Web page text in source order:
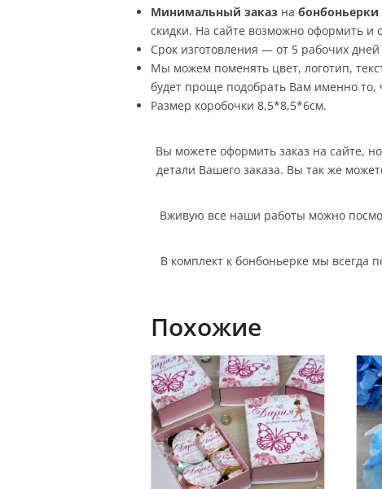
Минимальный заказ на
скидки. На сайте возможно оформить и
Срок изготовления — от 5 рабочих
Мы можем поменять цвет, логотип,
будет проще подобрать Вам именно то,
Размер коробочки 8,5*8,5*6см.
Вы можете оформить заказ на сайте,
детали Вашего заказа. Вы так же
Вживую все наши работы можно
В комплект к бонбоньерке мы всегда
Похожие